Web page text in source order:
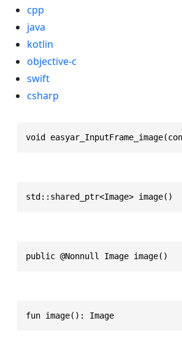
cpp
java
kotlin
objective-c
swift
csharp
void
std::shared_ptr<Image> image()
public @Nonnull Image image()
fun image(): Image